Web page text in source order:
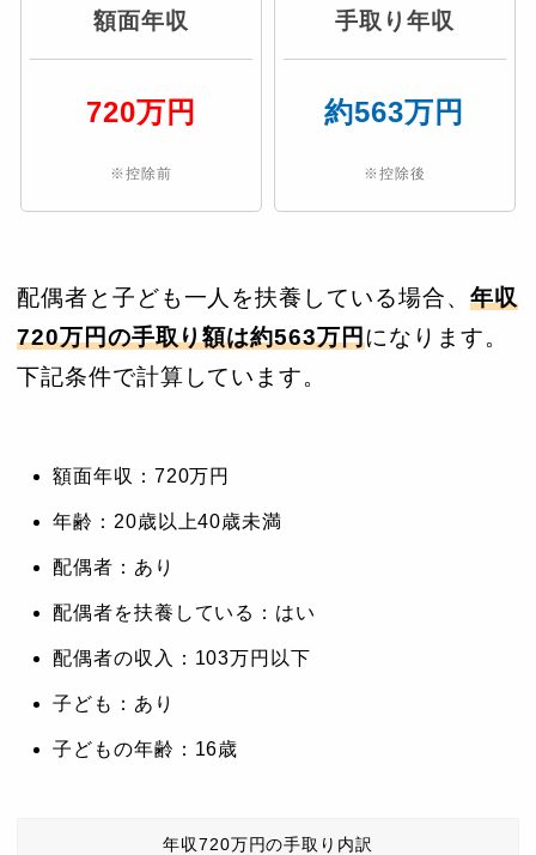
額面年収
720万円
※控除前
手取り年収
約563万円
※控除後
配偶者と子ども一人を扶養している場合、 年収
720万円の手取り額は約563万円になります。
下記条件で計算しています。
額面年収：720万円
年齢：20歳以上40歳未満
配偶者：あり
配偶者を扶養している：はい
配偶者の収入：103万円以下
子ども：あり
子どもの年齢：16歳
年収720万円の手取り内訳